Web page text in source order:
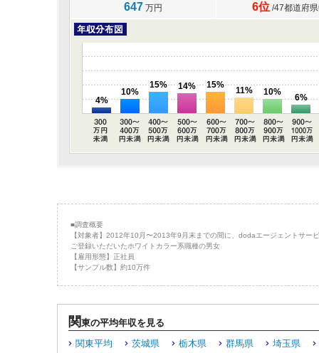
647 万円 6位 /47都道府
4%
10%
15% 14% 15%
11% 10%
6%
■調査概要
【対象者】2012年10月〜2013年9月末までの間に、dodaエージェントサー
ご登録いただいたホワイトカラー系職種の男女
【雇用形態】正社員
【サンプル数】約10万件
関東の平均年収を見る
関東平均
茨城県 栃木県 群馬県 埼玉県